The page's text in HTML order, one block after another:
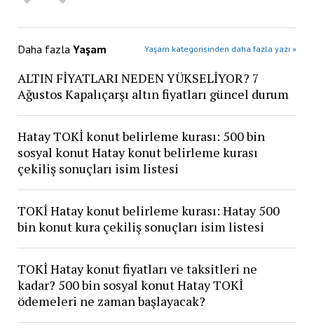
Daha fazla Yaşam Yaşam kategorisinden daha fazla yazı »
ALTIN FİYATLARI NEDEN YÜKSELİYOR? 7
Ağustos Kapalıçarşı altın fiyatları güncel durum
Hatay TOKİ konut belirleme kurası: 500 bin
sosyal konut Hatay konut belirleme kurası
çekiliş sonuçları isim listesi
TOKİ Hatay konut belirleme kurası: Hatay 500
bin konut kura çekiliş sonuçları isim listesi
TOKİ Hatay konut fiyatları ve taksitleri ne
kadar? 500 bin sosyal konut Hatay TOKİ
ödemeleri ne zaman başlayacak?